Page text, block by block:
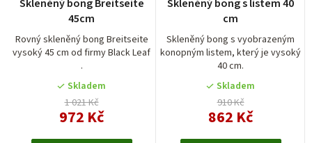
Skleněný bong Breitseite
45cm
Rovný skleněný bong Breitseite
vysoký 45 cm od firmy Black Leaf
.
Skladem
1 021 Kč
972 Kč
Skleněný bong s listem 40
cm
Skleněný bong s vyobrazeným
konopným listem, který je vysoký
40 cm.
Skladem
910 Kč
862 Kč